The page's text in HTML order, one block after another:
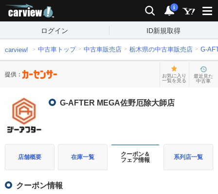
検索 通知
i
ログイン ID新規取得
carview! 中古車トップ 中古車販売店 栃木県の中古車販売店 G-
提供：
お気に入り
一覧を見る
最近見た
中古車
G-AFTER MEGA佐野厄除大師店
店舗概要 在庫一覧
クーポン＆
フェア情報
系列店一覧
クーポン情報